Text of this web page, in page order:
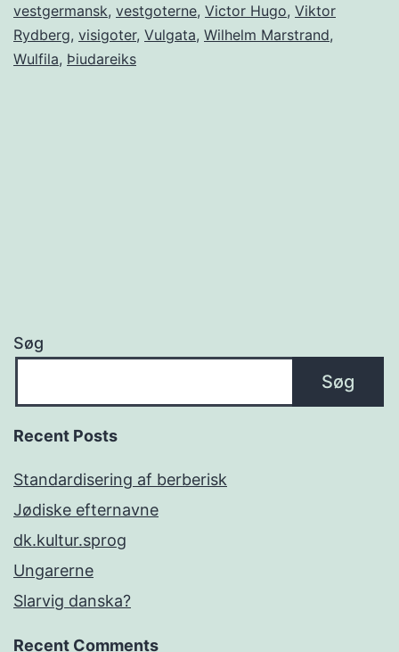
vestgermansk, vestgoterne, Victor Hugo, Viktor
Rydberg, visigoter, Vulgata, Wilhelm Marstrand,
Wulfila, Þiudareiks
Søg
Søg
Recent Posts
Standardisering af berberisk
Jødiske efternavne
dk.kultur.sprog
Ungarerne
Slarvig danska?
Recent Comments